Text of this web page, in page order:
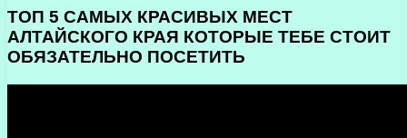
ТОП 5 САМЫХ КРАСИВЫХ МЕСТ
АЛТАЙСКОГО КРАЯ КОТОРЫЕ ТЕБЕ СТОИТ
ОБЯЗАТЕЛЬНО ПОСЕТИТЬ